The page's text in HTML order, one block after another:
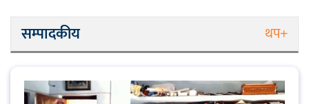
प्रयोग गरेपछि उत्पन्न विवादका कारण
सम्पादकीय थप+